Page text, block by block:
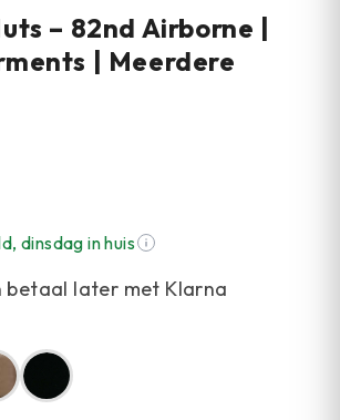
– 82nd Airborne |
| Meerdere
dinsdag in huis
betaal later met Klarna